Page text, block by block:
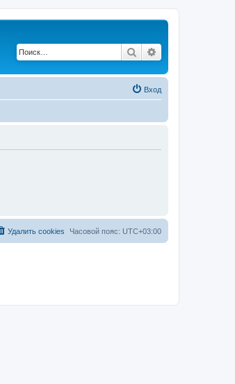
Поиск
Вход
Часовой пояс: UTC+03:00
Удалить cookies